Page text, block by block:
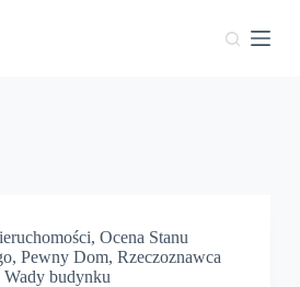
, Ocena Stanu
, Pewny Dom, Rzeczoznawca
Wady budynku